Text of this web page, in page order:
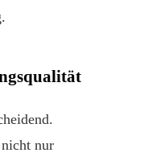
nur